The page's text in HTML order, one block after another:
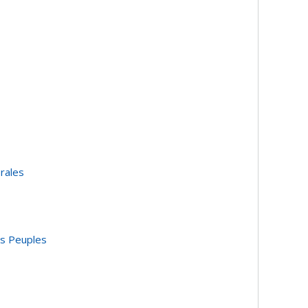
Peuples